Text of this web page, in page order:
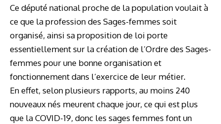
Ce député national proche de la population voulait à
ce que la profession des Sages-femmes soit
organisé, ainsi sa proposition de loi porte
essentiellement sur la création de l’Ordre des Sages-
femmes pour une bonne organisation et
fonctionnement dans l’exercice de leur métier.
En effet, selon plusieurs rapports, au moins 240
nouveaux nés meurent chaque jour, ce qui est plus
que la COVID-19, donc les sages femmes font un